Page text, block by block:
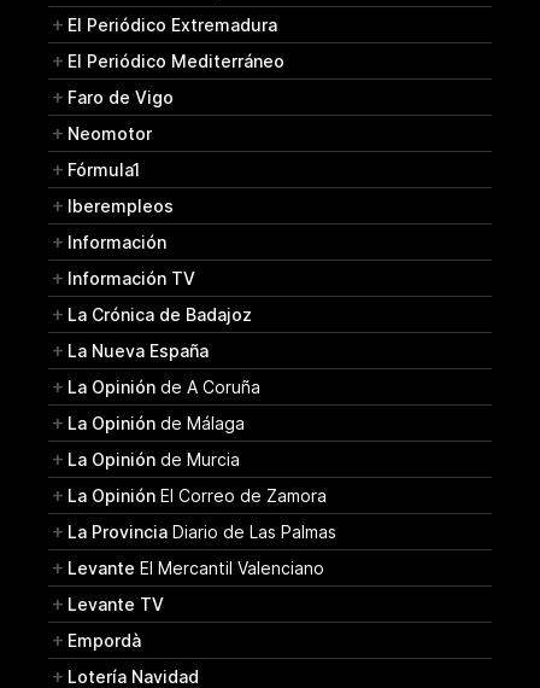
El Periódico Extremadura
El Periódico Mediterráneo
Faro de Vigo
Neomotor
Fórmula1
Iberempleos
Información
Información TV
La Crónica de Badajoz
La Nueva España
La Opinión de A Coruña
La Opinión de Málaga
La Opinión de Murcia
La Opinión El Correo de Zamora
La Provincia Diario de Las Palmas
Levante El Mercantil Valenciano
Levante TV
Empordà
Lotería Navidad